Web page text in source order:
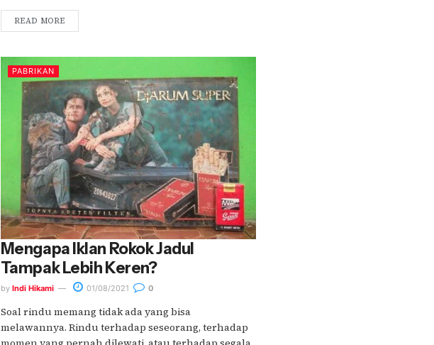
READ MORE
PABRIKAN
Mengapa Iklan Rokok Jadul
Tampak Lebih Keren?
by Indi Hikami 01/08/2021 0
Soal rindu memang tidak ada yang bisa
melawannya. Rindu terhadap seseorang, terhadap